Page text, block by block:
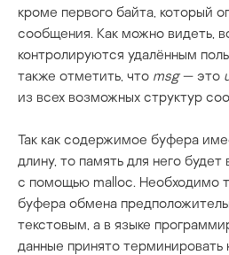
кроме первого байта, который
сообщения. Как можно видеть,
контролируются удалённым
также отметить, что msg— это
из всех возможных структур
Так как содержимое буфера
длину, то память для него
c помощью malloc. Необходимо
буфера обмена
текстовым, а в языке
данные принято терминировать